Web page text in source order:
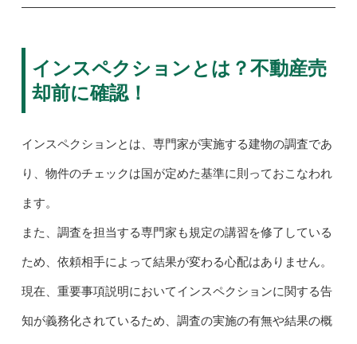
インスペクションとは？不動産売
却前に確認！
インスペクションとは、専門家が実施する建物の調査であ
り、物件のチェックは国が定めた基準に則っておこなわれ
ます。
また、調査を担当する専門家も規定の講習を修了している
ため、依頼相手によって結果が変わる心配はありません。
現在、重要事項説明においてインスペクションに関する告
知が義務化されているため、調査の実施の有無や結果の概